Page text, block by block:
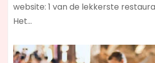
website: 1 van de lekkerste
Het…